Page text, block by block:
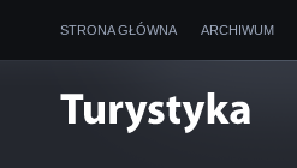
STRONA GŁÓWNA ARCHIWUM